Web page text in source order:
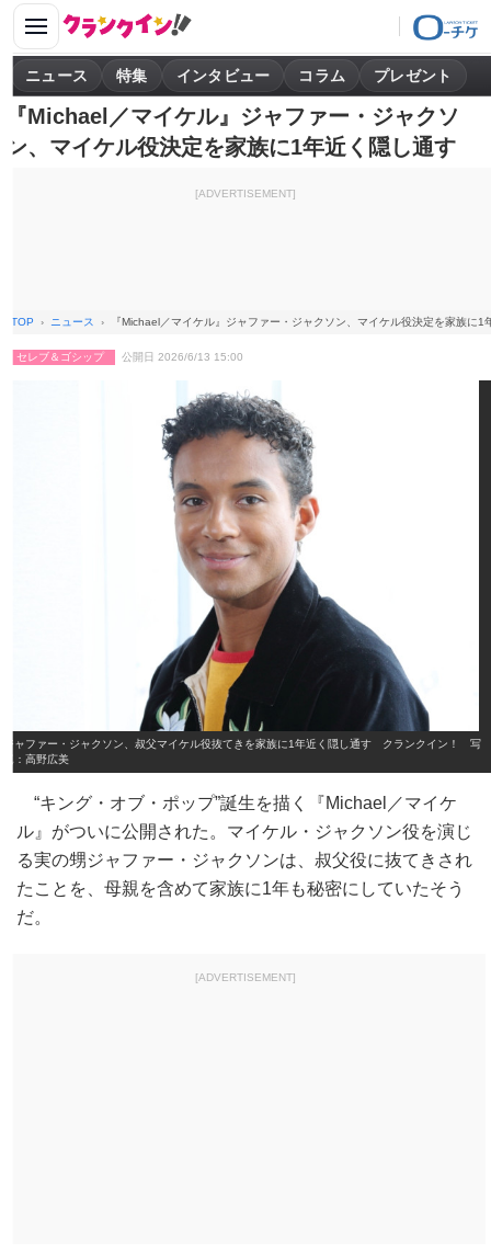
ニュース 特集 インタビュー コラム プレゼント
『Michael／マイケル』ジャファー・ジャクソ
ン、マイケル役決定を家族に1年近く隠し通す
[ADVERTISEMENT]
TOP ニュース 『Michael／マイケル』ジャファー・ジャクソン、マイケル役決定を家族に1
セレブ＆ゴシップ 公開日 2026/6/13 15:00
ジャファー・ジャクソン、叔父マイケル役抜てきを家族に1年近く隠し通す クランクイン！ 写
真：高野広美
“キング・オブ・ポップ”誕生を描く『Michael／マイケ
ル』がついに公開された。マイケル・ジャクソン役を演じ
る実の甥ジャファー・ジャクソンは、叔父役に抜てきされ
たことを、母親を含めて家族に1年も秘密にしていたそう
だ。
[ADVERTISEMENT]